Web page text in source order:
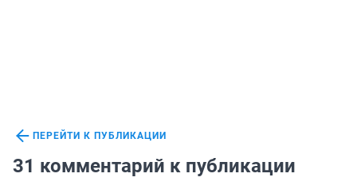
ПЕРЕЙТИ К ПУБЛИКАЦИИ
31 комментарий к публикации